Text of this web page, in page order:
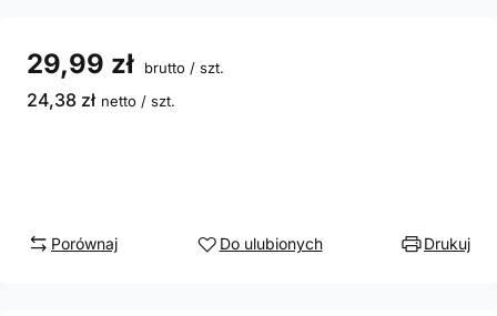
29,99 zł brutto / szt.
24,38 zł netto / szt.
Porównaj Do ulubionych Drukuj